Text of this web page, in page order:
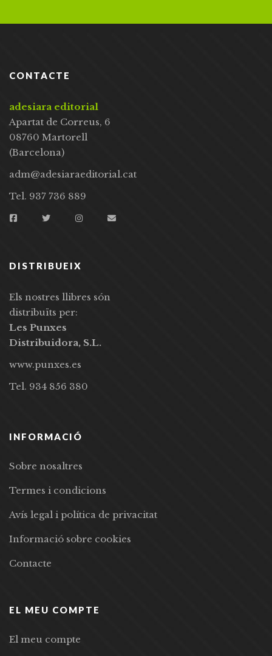
CONTACTE
adesiara editorial
Apartat de Correus, 6
08760 Martorell
(Barcelona)
adm@adesiaraeditorial.cat
Tel. 937 736 889
DISTRIBUEIX
Els nostres llibres són
distribuïts per:
Les Punxes
Distribuidora, S.L.
www.punxes.es
Tel. 934 856 380
INFORMACIÓ
Sobre nosaltres
Termes i condicions
Avís legal i política de privacitat
Informació sobre cookies
Contacte
EL MEU COMPTE
El meu compte